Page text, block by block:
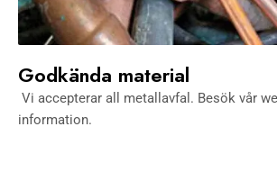
Godkända material
Vi accepterar all metallavfal. Besök vår
information.